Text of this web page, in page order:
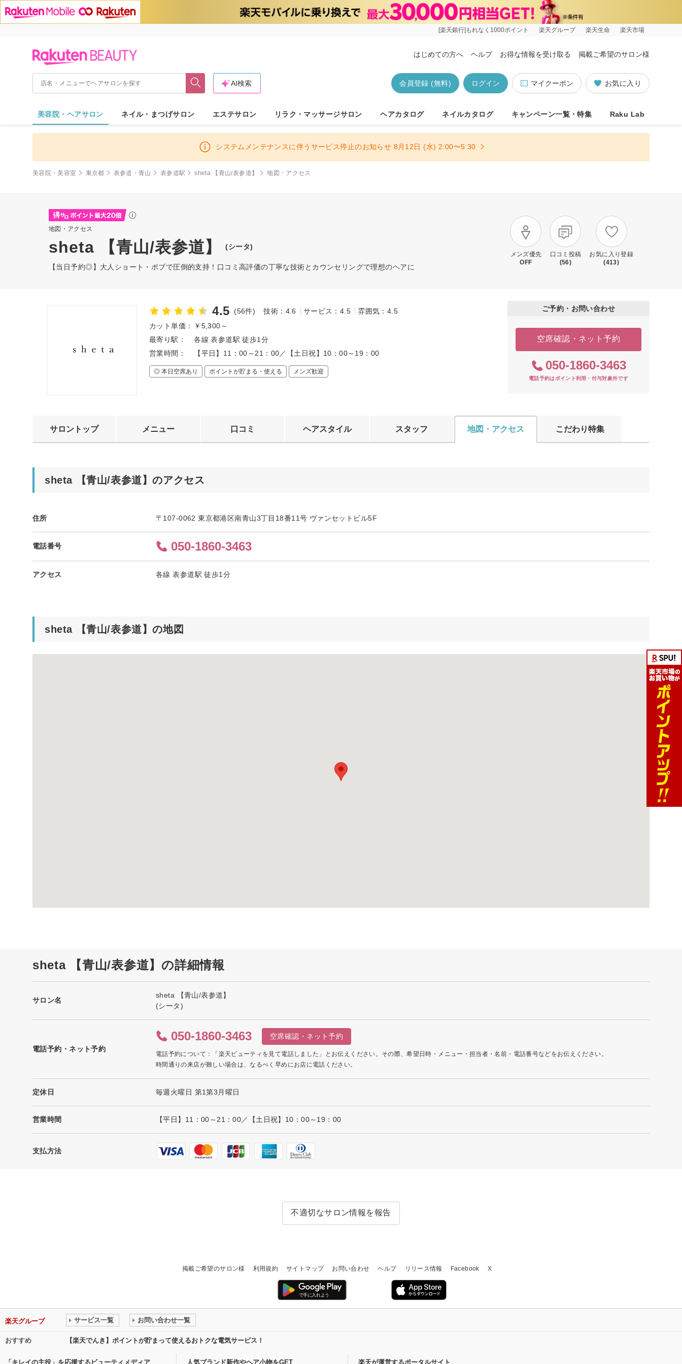
[楽天銀行]もれなく1000ポイント 楽天グループ 楽天生命 楽天市場
はじめての方へ ヘルプ お得な情報を受け取る 掲載ご希望のサロン様
お気に入り
マイクーポン
ログイン
会員登録 (無料)
AI検索
美容院・ヘアサロン ネイル・まつげサロン エステサロン リラク・マッサージサロン ヘアカタログ ネイルカタログ キャンペーン一覧・特集 Raku Lab
システムメンテナンスに伴うサービス停止のお知らせ 8月12日 (水) 2:00〜5:30
美容院・美容室 東京都 表参道・青山 表参道駅 sheta 【青山/表参道】 地図・アクセス
地図・アクセス
sheta 【青山/表参道】 (シータ)
【当日予約◎】大人ショート・ボブで圧倒的支持！口コミ高評価の丁寧な技術とカウンセリングで理想のヘアに
メンズ優先
OFF
口コミ投稿
(56)
お気に入り登録
(413)
4.5 (56件) 技術：4.6 サービス：4.5
雰囲気：4.5
カット単価：
￥5,300～
最寄り駅：
各線 表参道駅 徒歩1分
営業時間：
【平日】11：00～21：00／【土日祝】10：00～19：00
◎ 本日空席あり ポイントが貯まる・使える メンズ歓迎
ご予約・お問い合わせ
空席確認・ネット予約
050-1860-3463
電話予約はポイント利用・付与対象外です
サロントップ メニュー 口コミ ヘアスタイル スタッフ 地図・アクセス こだわり特集
sheta 【青山/表参道】のアクセス
住所 〒107-0062 東京都港区南青山3丁目18番11号 ヴァンセットビル5F
電話番号 050-1860-3463
アクセス 各線 表参道駅 徒歩1分
sheta 【青山/表参道】の地図
sheta 【青山/表参道】の詳細情報
サロン名
sheta 【青山/表参道】
(シータ)
電話予約・ネット予約
050-1860-3463 空席確認・ネット予約
電話予約について：「楽天ビューティを見て電話しました」とお伝えください。その際、希望日時・メニュー・担当者・名前・電話番号などをお伝えください。
時間通りの来店が難しい場合は、なるべく早めにお店に電話ください。
定休日 毎週火曜日 第1第3月曜日
営業時間 【平日】11：00～21：00／【土日祝】10：00～19：00
支払方法
不適切なサロン情報を報告
掲載ご希望のサロン様 利用規約 サイトマップ お問い合わせ ヘルプ リリース情報 Facebook X
楽天グループ サービス一覧 お問い合わせ一覧
おすすめ 【楽天でんき】ポイントが貯まって使えるおトクな電気サービス！
「キレイの主役」を応援するビューティメディア 人気ブランド新作やヘア小物をGET 楽天が運営するポータルサイト